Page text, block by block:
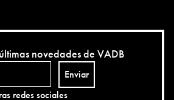
novedades de VADB
Enviar
redes sociales